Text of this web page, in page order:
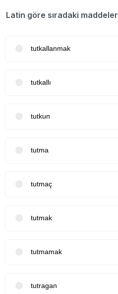
Latin göre sıradaki maddeler
tutkallanmak
tutkallı
tutkun
tutma
tutmaç
tutmak
tutmamak
tutragan